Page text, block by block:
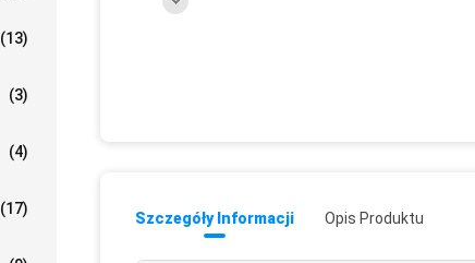
(13)
(3)
(4)
(17)
Szczegóły Informacji Opis Produktu